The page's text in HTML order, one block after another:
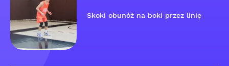
Skoki obunóż na boki przez linię